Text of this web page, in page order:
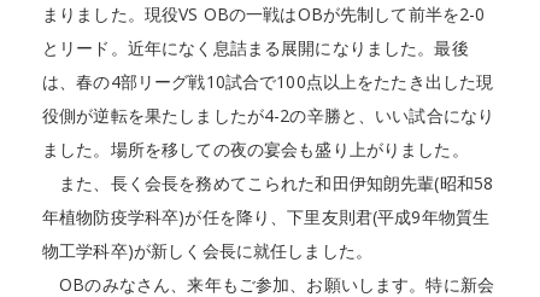
まりました。現役VS OBの一戦はOBが先制して前半を2-0
とリード。近年になく息詰まる展開になりました。最後
は、春の4部リーグ戦10試合で100点以上をたたき出した現
役側が逆転を果たしましたが4-2の辛勝と、いい試合になり
ました。場所を移しての夜の宴会も盛り上がりました。
また、長く会長を務めてこられた和田伊知朗先輩(昭和58
年植物防疫学科卒)が任を降り、下里友則君(平成9年物質生
物工学科卒)が新しく会長に就任しました。
OBのみなさん、来年もご参加、お願いします。特に新会